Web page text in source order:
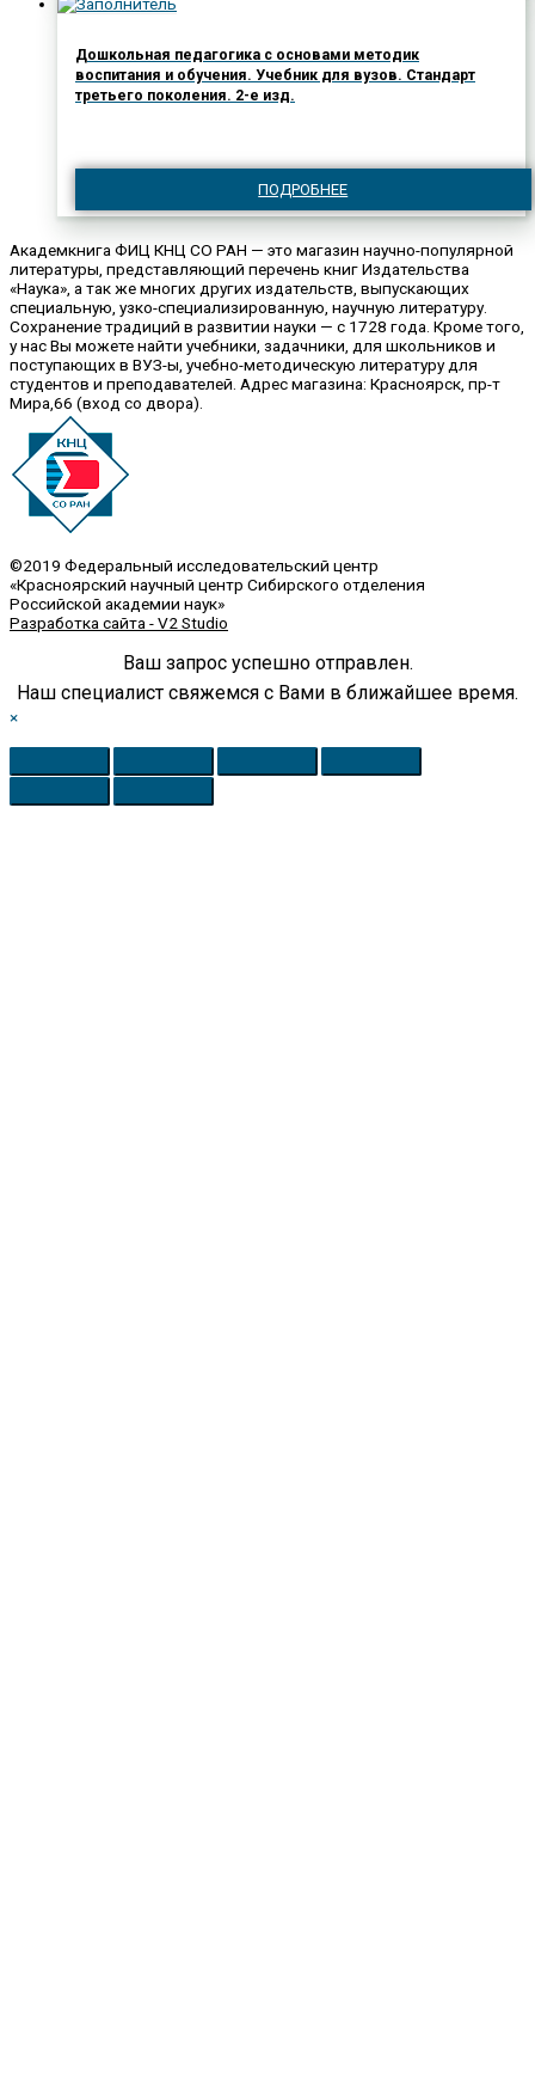
Дошкольная педагогика с основами методик
воспитания и обучения. Учебник для вузов. Стандарт
третьего поколения. 2-е изд.
ПОДРОБНЕЕ
Академкнига ФИЦ КНЦ СО РАН — это магазин научно-популярной
литературы, представляющий перечень книг Издательства
«Наука», а так же многих других издательств, выпускающих
специальную, узко-специализированную, научную литературу.
Сохранение традиций в развитии науки — с 1728 года. Кроме того,
у нас Вы можете найти учебники, задачники, для школьников и
поступающих в ВУЗ-ы, учебно-методическую литературу для
студентов и преподавателей. Адрес магазина: Красноярск, пр-т
Мира,66 (вход со двора).
©2019 Федеральный исследовательский центр
«Красноярский научный центр Сибирского отделения
Российской академии наук»
Разработка сайта - V2 Studio
Ваш запрос успешно отправлен.
Наш специалист свяжемся с Вами в ближайшее время.
×